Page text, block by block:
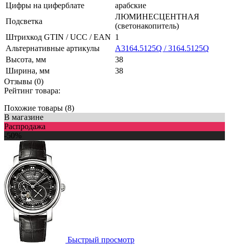
Цифры на циферблате
арабские
Подсветка
ЛЮМИНЕСЦЕНТНАЯ
(светонакопитель)
Штрихкод GTIN / UCC / EAN 1
Альтернативные артикулы
A3164.5125Q / 3164.5125Q
Высота, мм
38
Ширина, мм
38
Отзывы (0)
Рейтинг товара:
Похожие товары (8)
В магазине
Распродажа
-50%
Быстрый просмотр